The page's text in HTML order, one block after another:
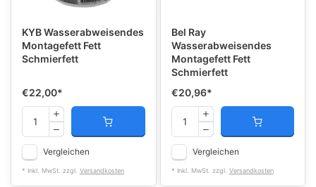
KYB Wasserabweisendes
Montagefett Fett
Schmierfett
€22,00*
Vergleichen
* Inkl. MwSt. zzgl. Versandkosten
Bel Ray
Wasserabweisendes
Montagefett Fett
Schmierfett
€20,96*
Vergleichen
* Inkl. MwSt. zzgl. Versandkosten